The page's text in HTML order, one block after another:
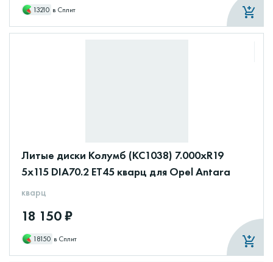
13210 в Сплит
Литые диски Колумб (КС1038) 7.000xR19
5x115 DIA70.2 ET45 кварц для Opel Antara
кварц
18 150 ₽
18150 в Сплит